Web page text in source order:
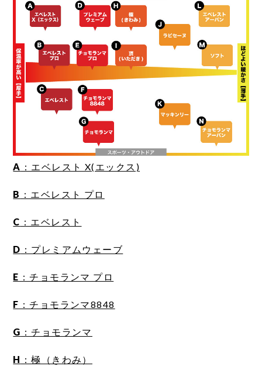
A ：エベレスト X(エックス)
B ：エベレスト プロ
C ：エベレスト
D ：プレミアムウェーブ
E ：チョモランマ プロ
F ：チョモランマ8848
G ：チョモランマ
H ：極（きわみ）